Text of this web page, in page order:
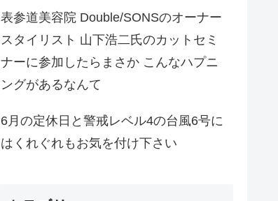
表参道美容院 Double/SONSのオーナー
スタイリスト 山下浩二氏のカットセミ
ナーに参加したらまさか こんなハプニ
ングがあるなんて
6月の定休日と警戒レベル4の台風6号に
はくれぐれもお気を付け下さい